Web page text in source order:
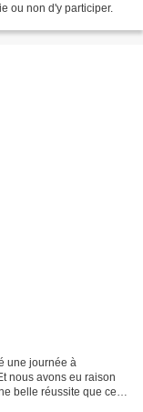
ou non d'y participer.
une journée à
nous avons eu raison
belle réussite que cette